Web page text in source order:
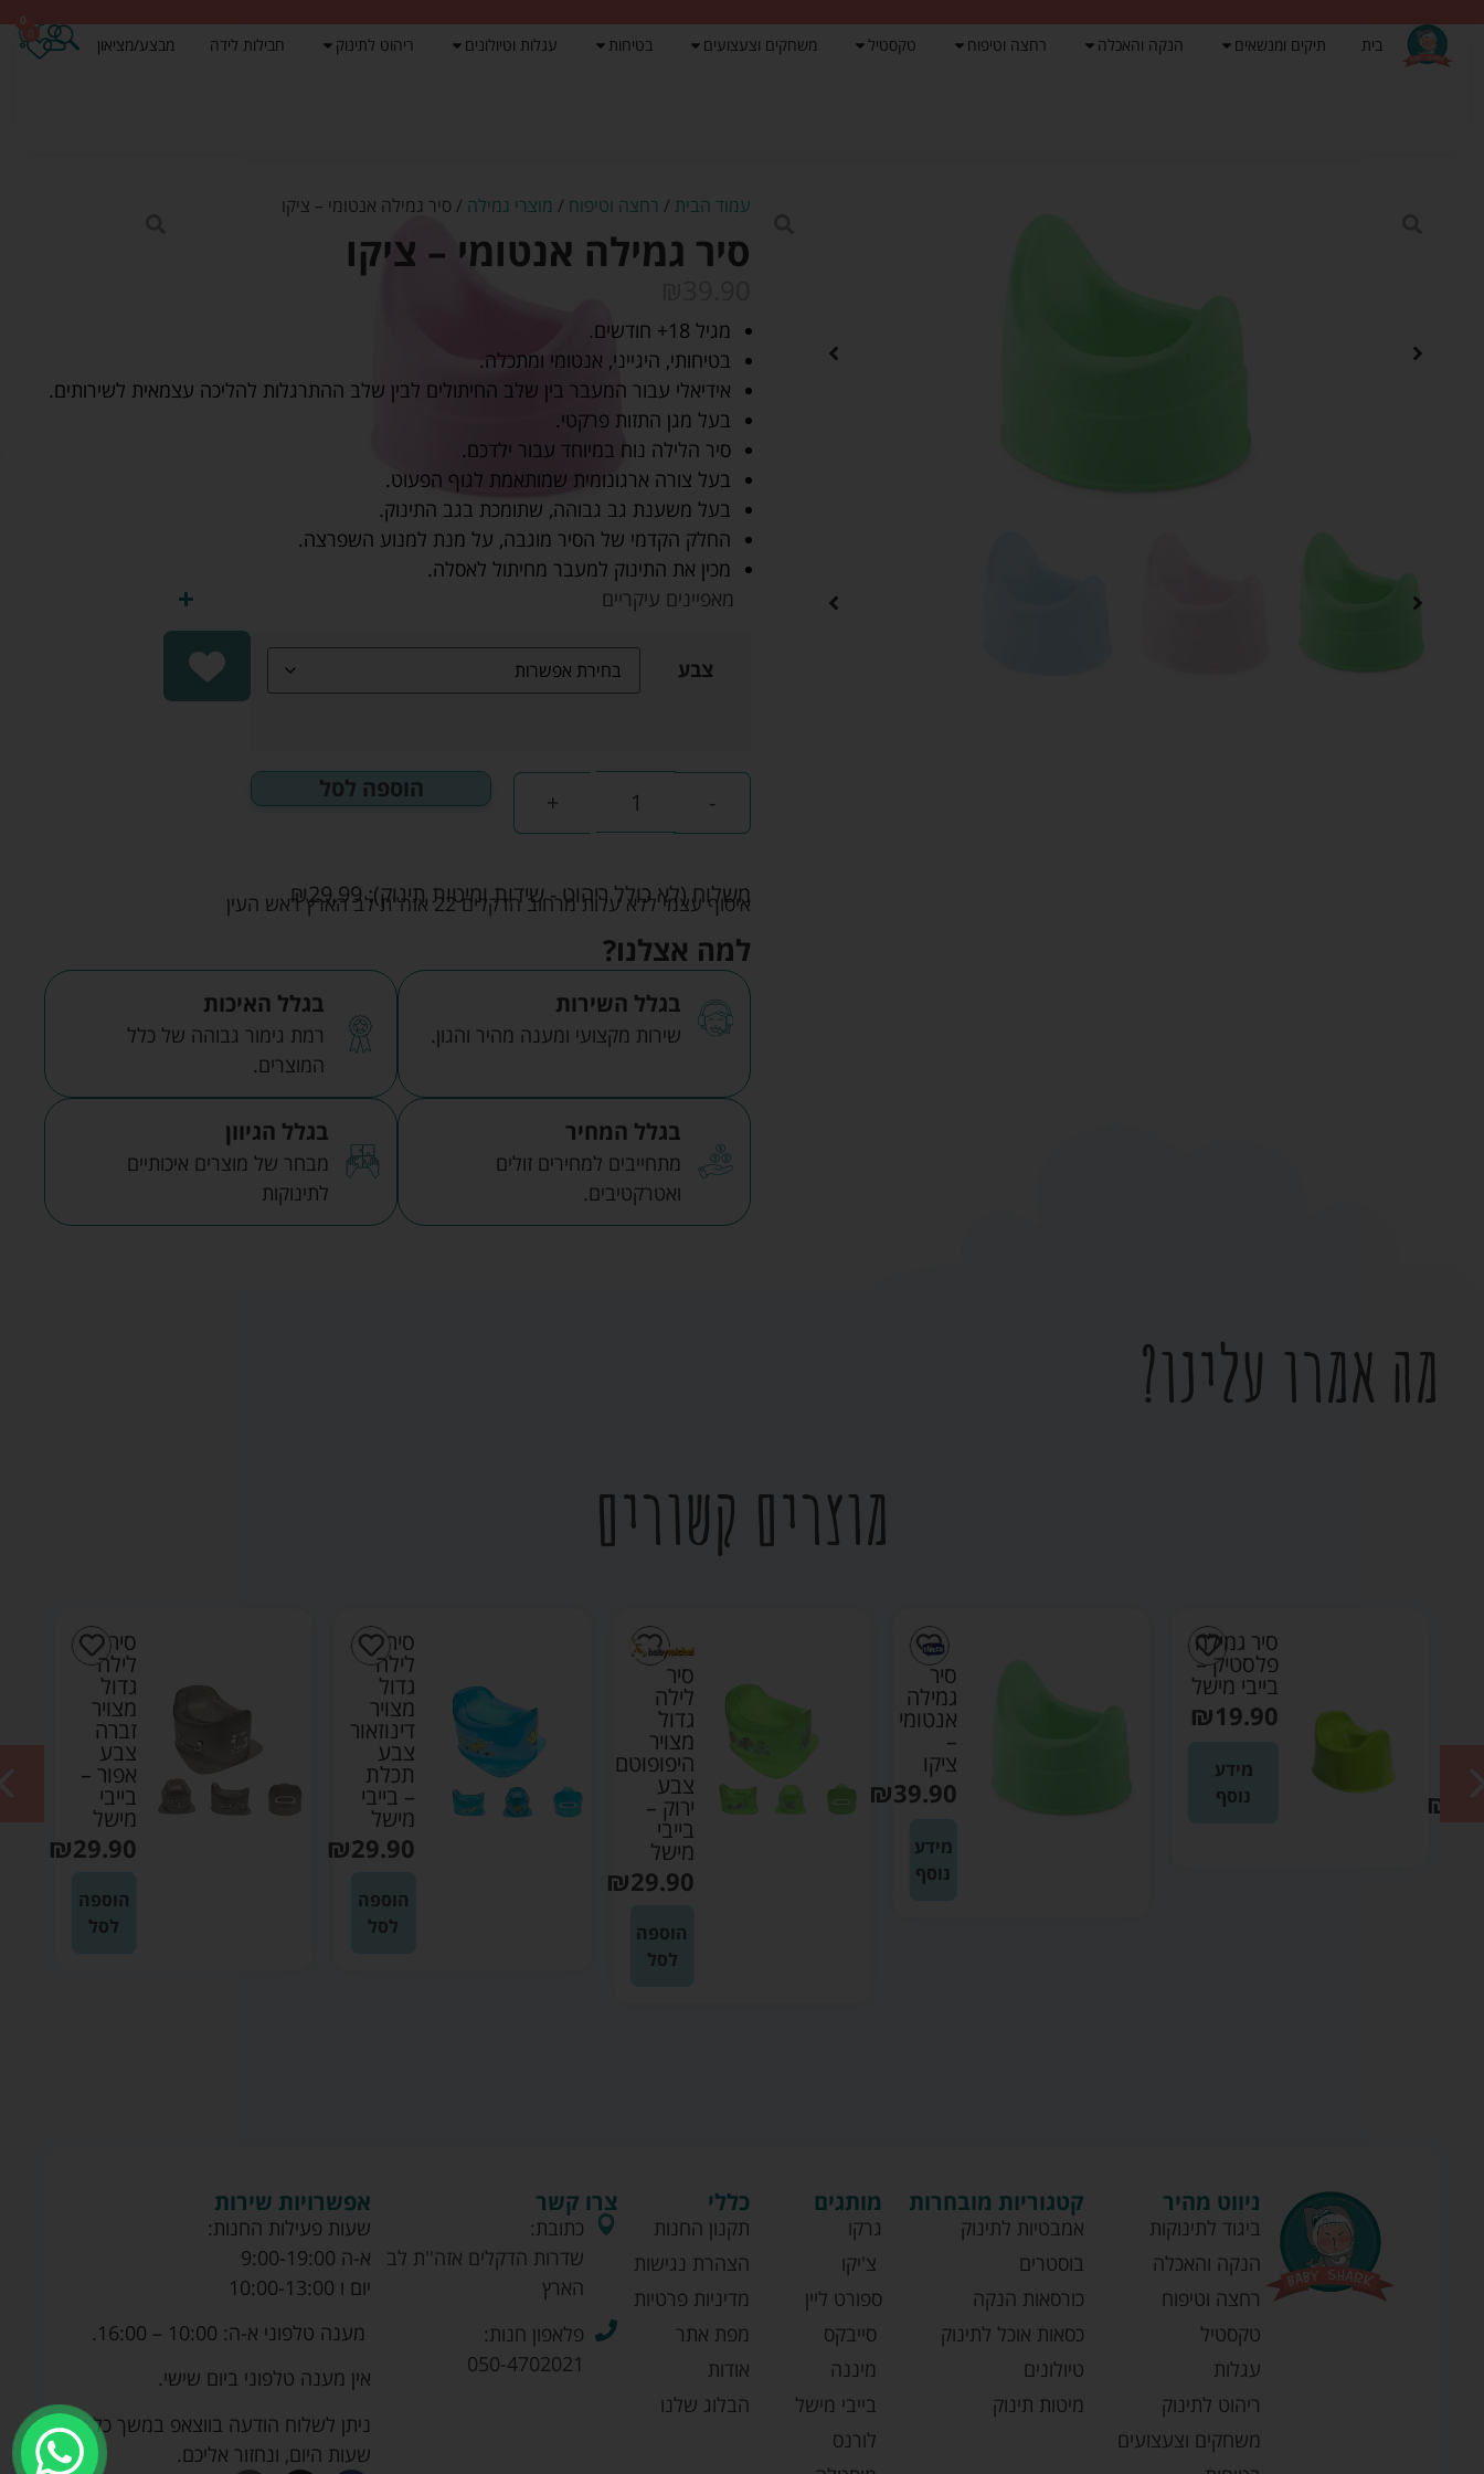
בית תיקים ומנשאים הנקה והאכלה רחצה וטיפוח טקסטיל משחקים וצעצועים בטיחות עגלות וטיולונים ריהוט לתינוק חבילות לידה מבצע/מציאון
0
עמוד הבית / רחצה וטיפוח / מוצרי גמילה / סיר גמילה אנטומי – ציקו
סיר גמילה אנטומי – ציקו
מגיל 18+ חודשים.
בטיחותי, היגייני, אנטומי ומתכלה.
אידיאלי עבור המעבר בין שלב החיתולים לבין שלב ההתרגלות להליכה עצמאית לשירותים.
בעל מגן התזות פרקטי.
סיר הלילה נוח במיוחד עבור ילדכם.
בעל צורה ארגונומית שמותאמת לגוף הפעוט.
בעל משענת גב גבוהה, שתומכת בגב התינוק.
החלק הקדמי של הסיר מוגבה, על מנת למנוע השפרצה.
מכין את התינוק למעבר מחיתול לאסלה.
מאפיינים עיקריים
צבע
-
+ הוספה לסל
משלוח (לא כולל ריהוט - שידות ומיטות תינוק): ₪29.99 איסוף עצמי ללא עלות מרחוב הדקלים 22 אזה"ת לב הארץ ראש העין
למה אצלנו?
בגלל השירות
שירות מקצועי ומענה מהיר והגון.
בגלל האיכות
רמת גימור גבוהה של כלל
המוצרים.
בגלל המחיר
מתחייבים למחירים זולים
ואטרקטיבים.
בגלל הגיוון
מבחר של מוצרים איכותיים
לתינוקות
מה אמרו עלינו?
מוצרים קשורים
₪
סיר גמילה
פלסטיק –
בייבי מישל
₪19.90
מידע
נוסף
סיר
גמילה
אנטומי
–
ציקו
₪39.90
מידע
נוסף
סיר
לילה
גדול
מצויר
היפופוטם
צבע
ירוק –
בייבי
מישל
₪29.90
הוספה
לסל
סיר
לילה
גדול
מצויר
דינוזאור
צבע
תכלת
– בייבי
מישל
₪29.90
הוספה
לסל
סיר
לילה
גדול
מצויר
זברה
צבע
אפור –
בייבי
מישל
₪29.90
הוספה
לסל
ניווט מהיר
ביגוד לתינוקות
הנקה והאכלה
רחצה וטיפוח
טקסטיל
עגלות
ריהוט לתינוק
משחקים וצעצועים
קטגוריות מובחרות
אמבטיות לתינוק
בוסטרים
כורסאות הנקה
כסאות אוכל לתינוק
טיולונים
מיטות תינוק
מותגים
גרקו
צ'יקו
ספורט ליין
סייבקס
מיננה
בייבי מישל
לורנס
כללי
תקנון החנות
הצהרת נגישות
מדיניות פרטיות
מפת אתר
אודות
הבלוג שלנו
צרו קשר
כתובת:
שדרות הדקלים אזה''ת לב
הארץ
פלאפון חנות:
050-4702021
אפשרויות שירות
שעות פעילות החנות:
א-ה 9:00-19:00
יום ו 10:00-13:00
מענה טלפוני א-ה: 10:00 – 16:00.
אין מענה טלפוני ביום שישי.
ניתן לשלוח הודעה בווצאפ במשך כל
שעות היום, ונחזור אליכם.